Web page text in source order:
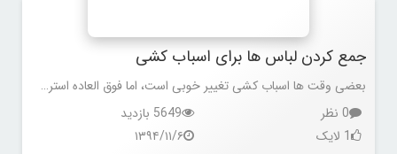
جمع کردن لباس ها برای اسباب کشی
بعضی وقت ها اسباب کشی تغییر خوبی است، اما فوق العاده استرس زا و پر دردسر است. یک شهر یا محله ی جدید، دوستان جدید و تجربیات جدید و .... و لیست بی پایانی از کارها. بسته بندی و جمع کردن وسایل زندگی بینهایت خسته کننده و وقت گیر است. گاهی اوقات تازه موقع اسباب کشی می فهمید وسایل عادی زندگیتان چقدر فضا اشغال می کنند. لباس ها، کفش ها و لوازم جانبی هم از این قاعده مستثنی نیستند. بسته بندی لباس ها از همه سخت تر است، چون باید زمان زیادی را صرف تا کردن، باز کردن و دوباره آویزان کردن و ... آن ها بکنید. برای این که از نظر زمانی در اسباب کشی جلو بیفتید، باید در مدت زمان کمی بتوانید لباس های کمد و کشوها را جمع کنید. 5 نکته ی زیر را در این مورد بخوانید.
0 نظر
5649 بازدید
1 لایک
۱۳۹۴/۱۱/۶